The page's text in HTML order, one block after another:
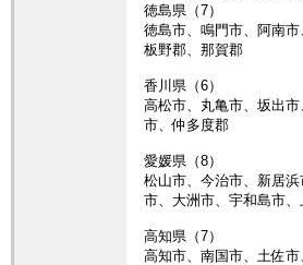
徳島県（7）
徳島市、鳴門市、阿南市
板野郡、那賀郡
香川県（6）
高松市、丸亀市、坂出
市、仲多度郡
愛媛県（8）
松山市、今治市、新居
市、大洲市、宇和島市
高知県（7）
高知市、南国市、土佐